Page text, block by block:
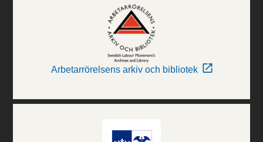
Arbetarrörelsens arkiv och bibliotek